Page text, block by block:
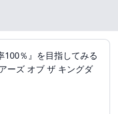
アキン
アキン 祠
100％』を目指してみる
ーズ オブ ザ キングダ